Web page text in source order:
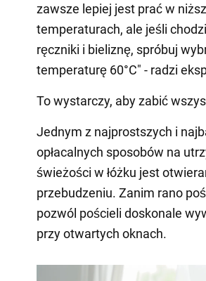
zawsze lepiej jest prać w
temperaturach, ale jeśli
ręczniki i bieliznę, spróbuj
temperaturę 60°C" - radzi
To wystarczy, aby zabić
Jednym z najprostszych i
opłacalnych sposobów na
świeżości w łóżku jest
przebudzeniu. Zanim rano
pozwól pościeli doskonale
przy otwartych oknach.